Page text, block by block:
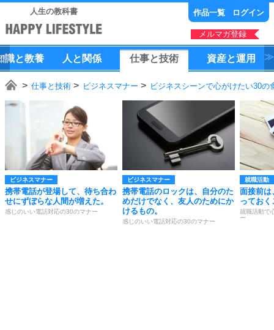
人生の教科書 作品一覧 ログイン
メルマガ登録
識と教養 人 と 関係 仕事と技術 資産と運用
仕事と技術 ビジネスマナー ビジネスシーンで心がけたい30の
ビジネスマナー
携帯電話が登場して、待ち合わ
せにずぼらな人間が増えた。
感じのいい電話対応の30のマナー
ビジネスマナー
携帯電話のロックは、自分のた
めだけでなく、友人のためにか
けるもの。
感じのいい電話対応の30のマナー
就職活動
面接前は
っておく
就職活動で
ー